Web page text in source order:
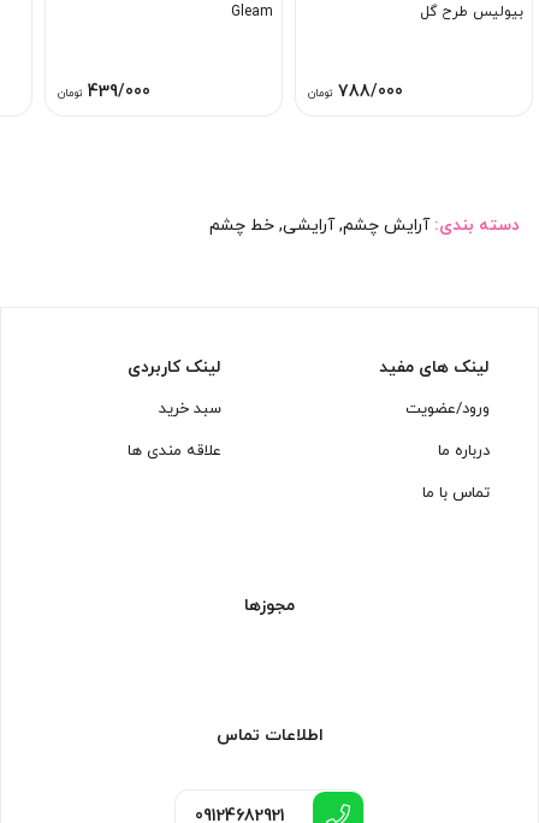
بیولیس طرح گل
788/000 تومان
Gleam
439/000 تومان
دسته بندی:آرایش چشم,آرایشی, خط چشم
لینک های مفید
ورود/عضویت
درباره ما
تماس با ما
لینک کاربردی
سبد خرید
علاقه مندی ها
مجوزها
اطلاعات تماس
09124682921